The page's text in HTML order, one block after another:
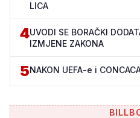
LICA
4UVODI SE BORAČKI
IZMJENE ZAKONA
5NAKON UEFA-e i